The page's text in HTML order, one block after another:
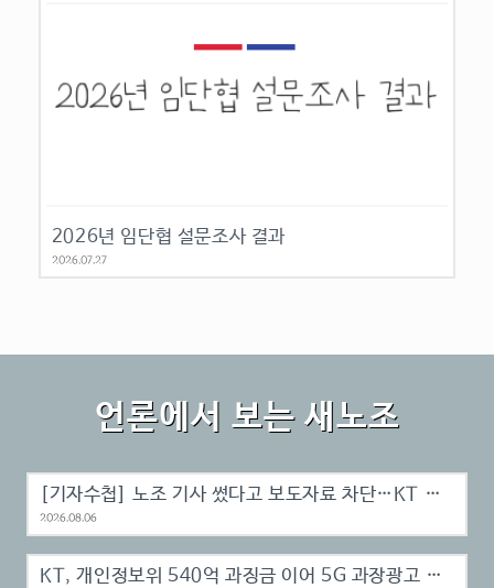
2026년 임단협 설문조사 결과
2026.07.27
언론에서 보는 새노조
[기자수첩] 노조 기사 썼다고 보도자료 차단…KT 황당한 언론 대응
2026.08.06
KT, 개인정보위 540억 과징금 이어 5G 과장광고 소송도 패소